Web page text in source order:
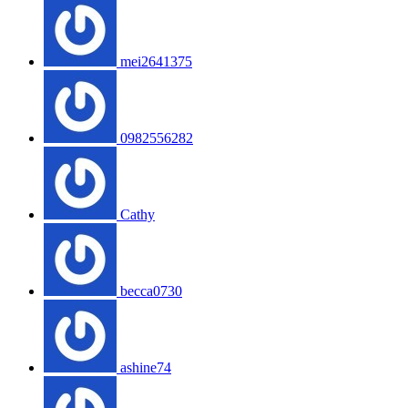
mei2641375
0982556282
Cathy
becca0730
ashine74